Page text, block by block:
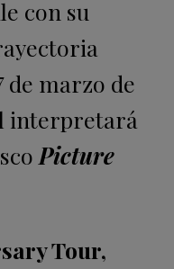
con su
de marzo de
interpretará
Picture
Tour,